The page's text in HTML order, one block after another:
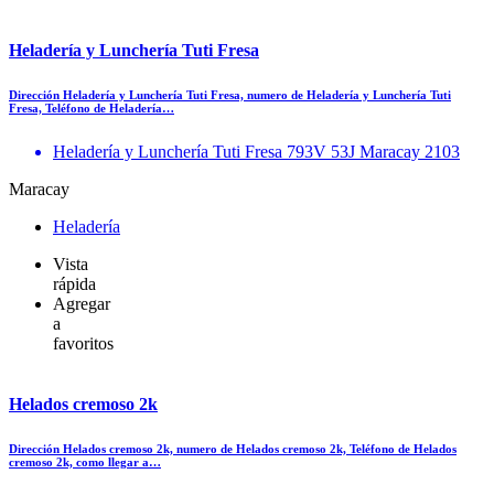
Heladería y Lunchería Tuti Fresa
Dirección Heladería y Lunchería Tuti Fresa, numero de Heladería y Lunchería Tuti
Fresa, Teléfono de Heladería…
Heladería y Lunchería Tuti Fresa 793V 53J Maracay 2103
Maracay
Heladería
Vista
rápida
Agregar
a
favoritos
Helados cremoso 2k
Dirección Helados cremoso 2k, numero de Helados cremoso 2k, Teléfono de Helados
cremoso 2k, como llegar a…